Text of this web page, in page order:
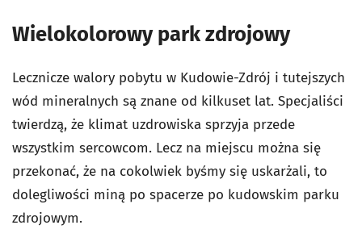
Wielokolorowy park zdrojowy
Lecznicze walory pobytu w Kudowie-Zdrój i tutejszych
wód mineralnych są znane od kilkuset lat. Specjaliści
twierdzą, że klimat uzdrowiska sprzyja przede
wszystkim sercowcom. Lecz na miejscu można się
przekonać, że na cokolwiek byśmy się uskarżali, to
dolegliwości miną po spacerze po kudowskim parku
zdrojowym.